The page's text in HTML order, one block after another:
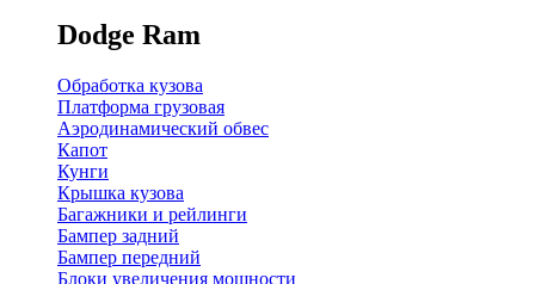
Dodge Ram
Обработка кузова
Платформа грузовая
Аэродинамический обвес
Капот
Кунги
Крышка кузова
Багажники и рейлинги
Бампер задний
Бампер передний
Блоки увеличения мощности